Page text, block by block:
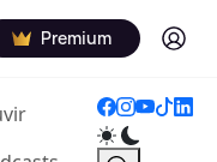
Premium Log in
(current)